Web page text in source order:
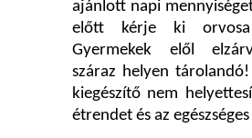
ajánlott napi
előtt kérje ki orvosa
Gyermekek elől
száraz helyen
kiegészítő nem
étrendet és az